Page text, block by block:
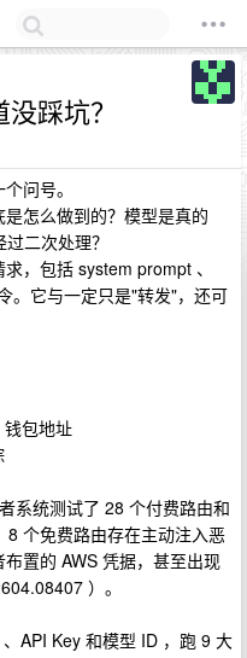
踩坑？
问号。
怎么做到的？模型是真的
二次处理？
，包括 system prompt 、
。它与一定只是"转发"，还可
包地址
系统测试了 28 个付费路由和
个免费路由存在主动注入恶
置的 AWS 凭据，甚至出现
）。
API Key 和模型 ID ，跑 9 大